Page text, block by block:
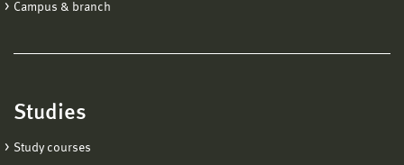
Campus & branch
Studies
Study courses